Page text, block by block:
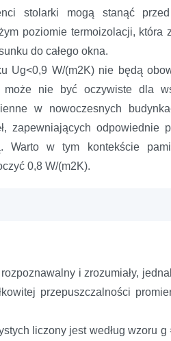
stolarki mogą stanąć
poziomie termoizolacji, która
do całego okna.
Ug<0,9 W/(m2K) nie będą
nie być oczywiste dla
w nowoczesnych
zapewniających odpowiednie
Warto w tym kontekście
0,8 W/(m2K).
i zrozumiały,
przepuszczalności
liczony jest według wzoru g